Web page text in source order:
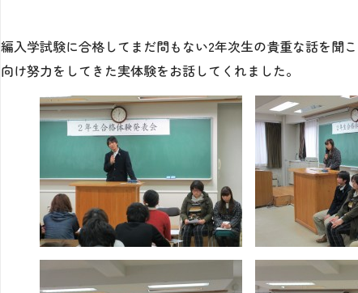
編入学試験に合格してまだ間もない2年次生の貴重な話を聞
向け努力をしてきた実体験をお話してくれました。